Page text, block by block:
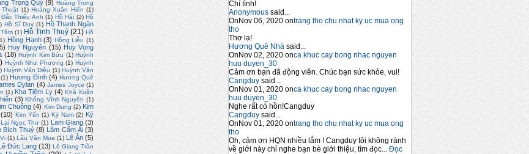
Chí tình!
Anonymous said...
OnNov 06, 2020 ontrang tho chu nhat ky uc mua ong
tho
Thơ lạ!
Hương Quê Nhà said...
OnNov 02, 2020 onca khuc cay bong nhac nguyen
huu duyen_30
Cảm ơn bạn đã động viên. Chúc bạn sức khỏe, vui!
Cangduy said...
OnNov 01, 2020 onca khuc cay bong nhac nguyen
huu duyen_30
Nghe rất có hồn!Cangduy
Cangduy said...
OnNov 01, 2020 ontrang tho chu nhat ky uc mua ong
tho
Oh, cảm ơn HQN nhiều lắm ! Cangduy tôi không rành
về giới này chỉ nghe bạn bè giới thiệu, tìm đọc... Đọc
Trọng Quý (9) Hoàng Trọng
Thuật (1) Hoàng Xuân Hiến (1)
Đắc Thiếu Anh (1) Hồ Hải (2) Hồ
Hồ Sĩ Duy (1) Hồ Thanh Ngân
(1) Hồ Tịnh Thuỷ (21) Hồ
Hồng Hạnh (3) Hồng Liễu (1)
Huy Nguyên (15) Huy Vọng
(18) Huỳnh Kim Bửu (1) Huỳnh
Huỳnh Như Phương (1) Huỳnh
Huỳnh Văn Diệu (1) Huỳnh Văn
(1) Hương Đình (4) Hương Quê
Dylan (4) James Joyce (1)
(1) Kha Tiệm Ly (4) Khả Xuân
(3) Khổng Vĩnh Nguyên (1)
Chuông (4) Kim Dung (2) Kim
(10) Kim Yến (1) Kỳ Nam (2) Ký
Lại Ngọc Thư (1) Lam Giang (3)
Bích Thuỷ (8) Lâm Cẩm Ái (3)
(1) Lâu Văn Mua (1) Lê Ân (5)
Lê Đức Lang (13) Lê Giang Trần